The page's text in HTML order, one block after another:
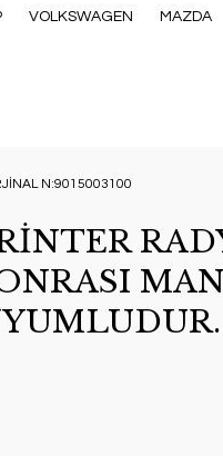
VOLKSWAGEN MAZDA
N:9015003100